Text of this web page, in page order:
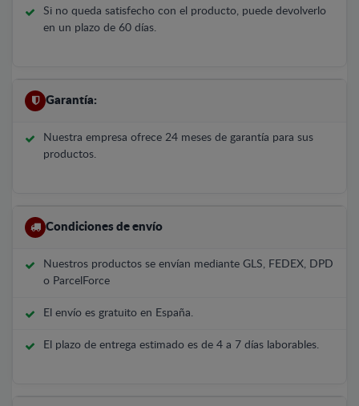
Si no queda satisfecho con el producto, puede devolverlo
en un plazo de 60 días.
Garantía:
Nuestra empresa ofrece 24 meses de garantía para sus
productos.
Condiciones de envío
Nuestros productos se envían mediante GLS, FEDEX, DPD
o ParcelForce
El envío es gratuito en España.
El plazo de entrega estimado es de 4 a 7 días laborables.